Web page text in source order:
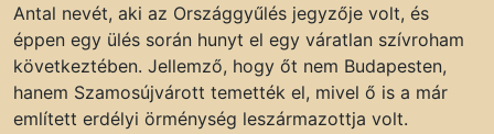
Antal nevét, aki az Országgyűlés jegyzője volt, és
éppen egy ülés során hunyt el egy váratlan szívroham
következtében. Jellemző, hogy őt nem Budapesten,
hanem Szamosújvárott temették el, mivel ő is a már
említett erdélyi örménység leszármazottja volt.